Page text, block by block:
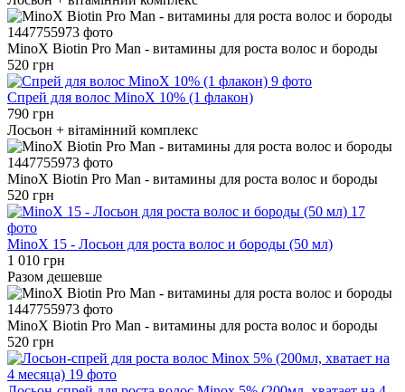
MinoX Biotin Pro Man - витамины для роста волос и бороды
520 грн
Cпрей для волос MinoX 10% (1 флакон)
790 грн
Лосьон + вітамінний комплекс
MinoX Biotin Pro Man - витамины для роста волос и бороды
520 грн
MinoX 15 - Лосьон для роста волос и бороды (50 мл)
1 010 грн
Разом дешевше
MinoX Biotin Pro Man - витамины для роста волос и бороды
520 грн